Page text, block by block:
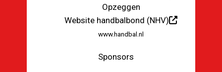
Opzeggen
Website handbalbond (NHV)
www.handbal.nl
Sponsors